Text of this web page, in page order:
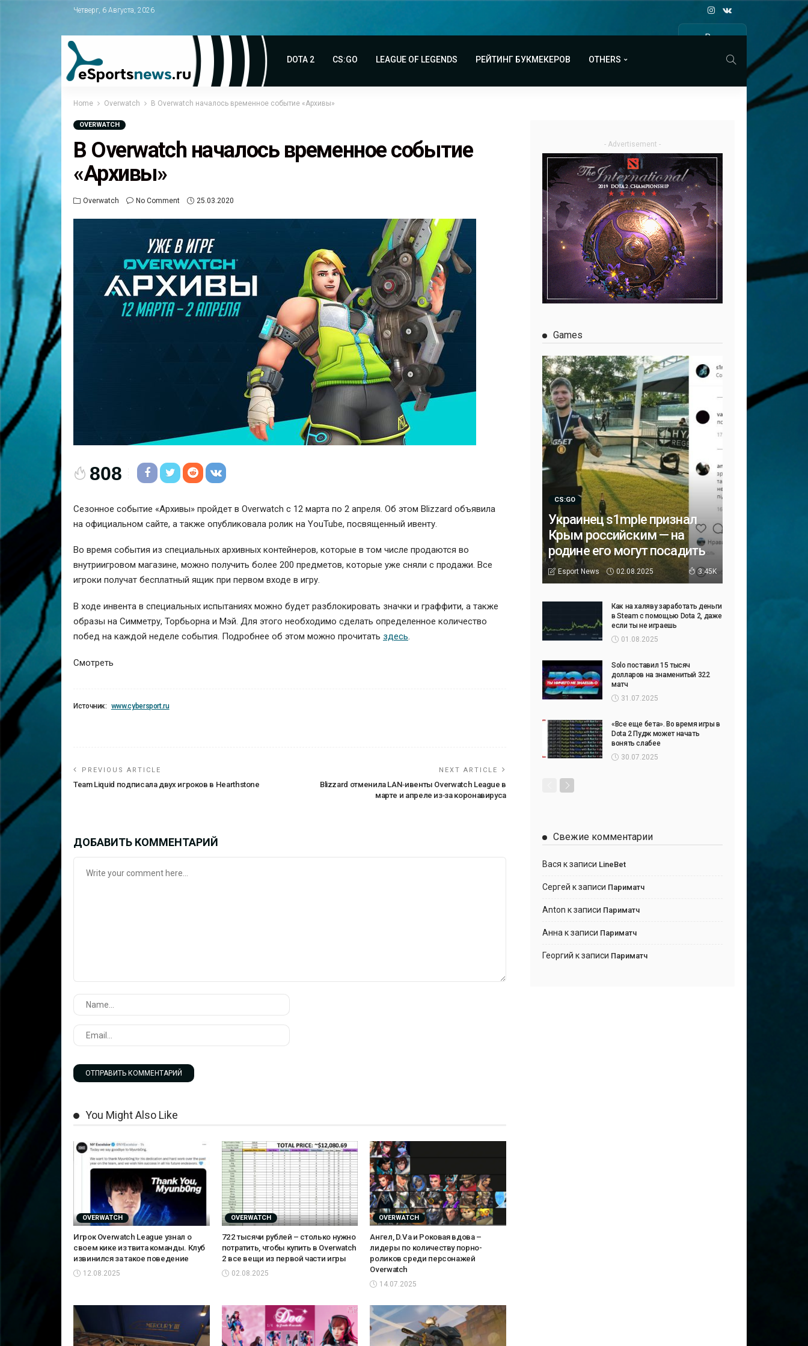
Четверг, 6 Августа, 2026
Все
DOTA 2 CS:GO LEAGUE OF LEGENDS РЕЙТИНГ БУКМЕКЕРОВ OTHERS
Home Overwatch В Overwatch началось временное событие «Архивы»
OVERWATCH
В Overwatch началось временное событие
«Архивы»
Overwatch No Comment 25.03.2020
808
Сезонное событие «Архивы» пройдет в Overwatch с 12 марта по 2 апреля. Об этом Blizzard объявила
на официальном сайте, а также опубликовала ролик на YouTube, посвященный ивенту.
Во время события из специальных архивных контейнеров, которые в том числе продаются во
внутриигровом магазине, можно получить более 200 предметов, которые уже сняли с продажи. Все
игроки получат бесплатный ящик при первом входе в игру.
В ходе инвента в специальных испытаниях можно будет разблокировать значки и граффити, а также
образы на Симметру, Торбьорна и Мэй. Для этого необходимо сделать определенное количество
побед на каждой неделе события. Подробнее об этом можно прочитать здесь.
Смотреть
Источник: www.cybersport.ru
PREVIOUS ARTICLE
Team Liquid подписала двух игроков в Hearthstone
NEXT ARTICLE
Blizzard отменила LAN‑ивенты Overwatch League в
марте и апреле из‑за коронавируса
ДОБАВИТЬ КОММЕНТАРИЙ
You Might Also Like
OVERWATCH
Игрок Overwatch League узнал о
своем кике из твита команды. Клуб
извинился за такое поведение
12.08.2025
OVERWATCH
722 тысячи рублей – столько нужно
потратить, чтобы купить в Overwatch
2 все вещи из первой части игры
02.08.2025
OVERWATCH
Ангел, D.Va и Роковая вдова –
лидеры по количеству порно-
роликов среди персонажей
Overwatch
14.07.2025
- Advertisement -
Games
CS:GO
Украинец s1mple признал
Крым российским — на
родине его могут посадить
Esport News 02.08.2025 3.45K
Как на халяву заработать деньги
в Steam с помощью Dota 2, даже
если ты не играешь
01.08.2025
Solo поставил 15 тысяч
долларов на знаменитый 322
матч
31.07.2025
«Все еще бета». Во время игры в
Dota 2 Пудж может начать
вонять слабее
30.07.2025
Свежие комментарии
Вася к записи LineBet
Сергей к записи Париматч
Anton к записи Париматч
Анна к записи Париматч
Георгий к записи Париматч